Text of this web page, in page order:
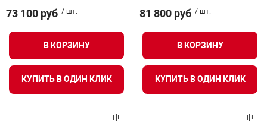
73 100 руб / шт.
В КОРЗИНУ
КУПИТЬ В ОДИН КЛИК
81 800 руб / шт.
В КОРЗИНУ
КУПИТЬ В ОДИН КЛИК